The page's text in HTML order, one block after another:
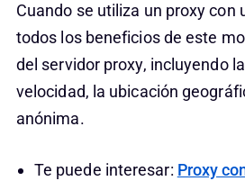
Cuando se utiliza un proxy con
todos los beneficios de este
del servidor proxy, incluyendo
velocidad, la ubicación
anónima.
Te puede interesar: Proxy